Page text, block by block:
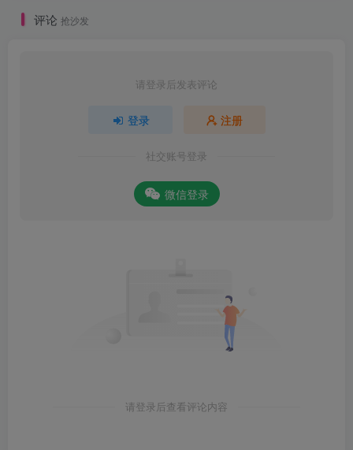
评论 抢沙发
请登录后发表评论
登录 注册
社交账号登录
微信登录
请登录后查看评论内容